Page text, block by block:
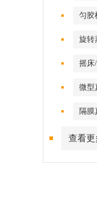
匀胶
旋转
摇床
微型
隔膜
查看更